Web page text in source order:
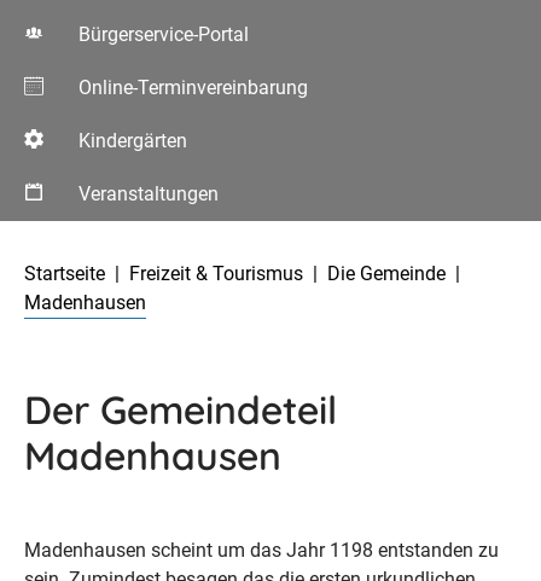
Bürgerservice-Portal
Online-Terminvereinbarung
Kindergärten
Veranstaltungen
Startseite
Freizeit & Tourismus
Die Gemeinde
Madenhausen
Der Gemeindeteil
Madenhausen
Madenhausen scheint um das Jahr 1198 entstanden zu